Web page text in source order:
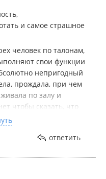
и самое страшное
человек по талонам,
свои функции
непригодный
прождала, при чем
по залу и
чтобы сказать, что
по погребению,
на Госуслугах.При
какому
Госуслугах , она все
ответить